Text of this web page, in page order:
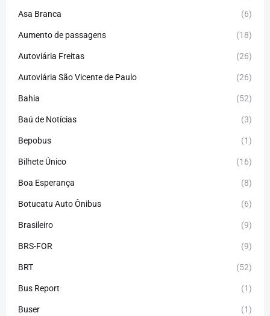
Asa Branca (6)
Aumento de passagens (18)
Autoviária Freitas (26)
Autoviária São Vicente de Paulo (26)
Bahia (52)
Baú de Notícias (3)
Bepobus (1)
Bilhete Único (16)
Boa Esperança (8)
Botucatu Auto Ônibus (6)
Brasileiro (9)
BRS-FOR (9)
BRT (52)
Bus Report (1)
Buser (1)